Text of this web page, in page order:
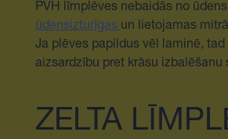
PVH līmplēves nebaidās no
ūdensizturīgas un lietojamas
Ja plēves papildus vēl laminē, tad
aizsardzību pret krāsu izbalēšanu
ZELTA